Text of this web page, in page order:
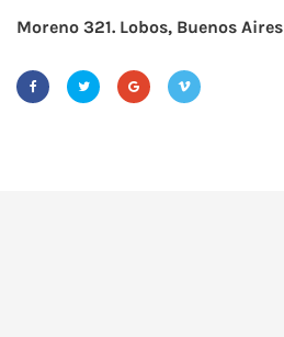
Moreno 321. Lobos, Buenos Aires